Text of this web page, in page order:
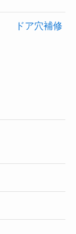
ドア穴補修